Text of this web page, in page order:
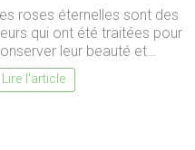
roses éternelles sont des
qui ont été traitées pour
leur beauté et…
Lire l'article